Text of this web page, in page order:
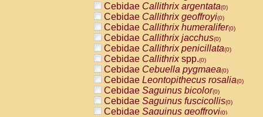
PitheciidaeCallicebus torquatus
PitheciidaeCallicebusspp.(0)
PitheciidaeChiropotes satanas(0)
PitheciidaePithecia monachus
PitheciidaePithecia pithecia(0)
CercopithecidaeCercocebus agilis
CercopithecidaeCercocebus
CercopithecidaeCercocebus
CercopithecidaeCercocebus
CercopithecidaeCercocebus
CercopithecidaeCercocebushybrid
Cebidae Callithrix argentata(0)
Cebidae Callithrix geoffroyi(0)
Cebidae Callithrix humeralifer(0)
Cebidae Callithrix jacchus(0)
Cebidae Callithrix penicillata(0)
Cebidae Callithrixspp.(0)
Cebidae Cebuella pygmaea(0)
Cebidae Leontopithecus rosalia(0)
Cebidae Saguinus bicolor(0)
Cebidae Saguinus fuscicollis(0)
Cebidae Saguinus geoffroyi(0)